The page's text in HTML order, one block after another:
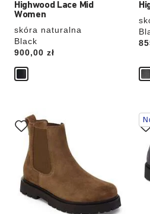
Highwood Lace Mid
Women
skóra naturalna
Black
Price:
900,00 zł
Wybranie
koloru
spowoduje
zmianę
zdjęcia
produktu